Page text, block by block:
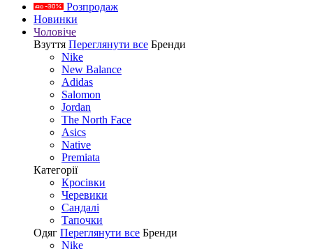
Розпродаж
Новинки
Чоловіче
Взуття Переглянути все Бренди
Nike
New Balance
Adidas
Salomon
Jordan
The North Face
Asics
Native
Premiata
Категорії
Кросівки
Черевики
Сандалі
Tапочки
Одяг Переглянути все Бренди
Nike